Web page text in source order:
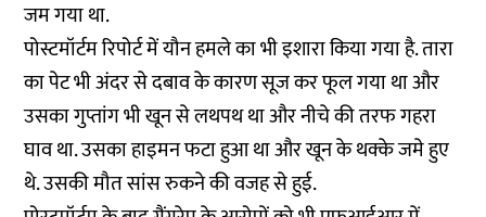
जम गया था.
पोस्टमॉर्टम रिपोर्ट में यौन हमले का भी इशारा किया गया है. तारा
का पेट भी अंदर से दबाव के कारण सूज कर फूल गया था और
उसका गुप्तांग भी खून से लथपथ था और नीचे की तरफ गहरा
घाव था. उसका हाइमन फटा हुआ था और खून के थक्के जमे हुए
थे. उसकी मौत सांस रुकने की वजह से हुई.